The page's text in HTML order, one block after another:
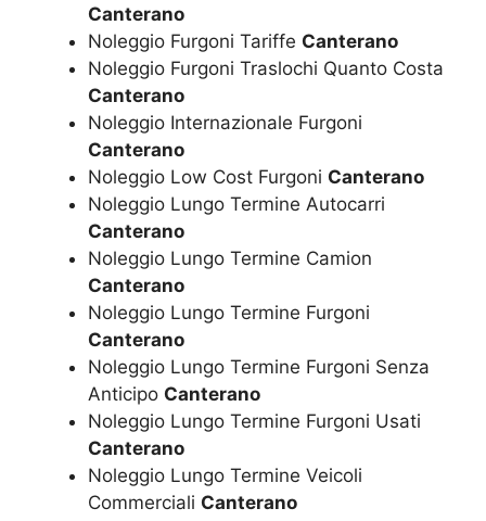
Canterano
Noleggio Furgoni Tariffe Canterano
Noleggio Furgoni Traslochi Quanto Costa
Canterano
Noleggio Internazionale Furgoni
Canterano
Noleggio Low Cost Furgoni Canterano
Noleggio Lungo Termine Autocarri
Canterano
Noleggio Lungo Termine Camion
Canterano
Noleggio Lungo Termine Furgoni
Canterano
Noleggio Lungo Termine Furgoni Senza
Anticipo Canterano
Noleggio Lungo Termine Furgoni Usati
Canterano
Noleggio Lungo Termine Veicoli
Commerciali Canterano